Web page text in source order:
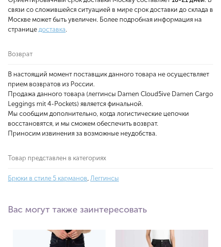
связи со сложившейся ситуацией в мире срок доставки до склада в
Москве может быть увеличен. Более подробная информация на
странице доставка
Возврат
В настоящий момент поставщик данного товара не осуществляет
прием возвратов из России.
Продажа данного товара (леггинсы Damen Cloud5ive Damen Cargo
Leggings mit 4-Pockets) является финальной.
Мы сообщим дополнительно, когда логистические цепочки
восстановятся, и мы сможем обеспечить возврат.
Приносим извинения за возможные неудобства.
Товар представлен в категориях
Брюки в стиле 5 карманов Леггинсы
Вас могут также заинтересовать